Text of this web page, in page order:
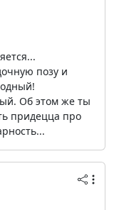
позу и
Об этом же ты
придецца про